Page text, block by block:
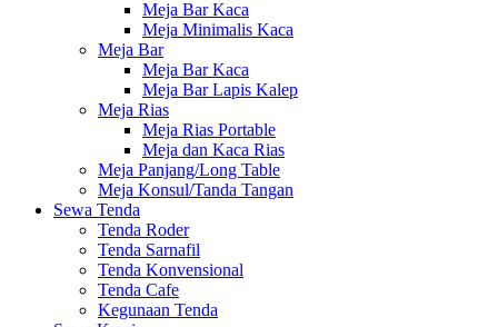
Meja Bar Kaca
Meja Minimalis Kaca
Meja Bar
Meja Bar Kaca
Meja Bar Lapis Kalep
Meja Rias
Meja Rias Portable
Meja dan Kaca Rias
Meja Panjang/Long Table
Meja Konsul/Tanda Tangan
Sewa Tenda
Tenda Roder
Tenda Sarnafil
Tenda Konvensional
Tenda Cafe
Kegunaan Tenda